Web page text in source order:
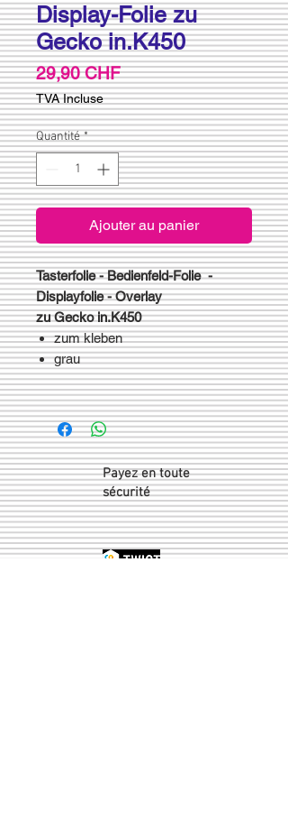
Display-Folie zu
Gecko in.K450
29,90 CHFPrix
TVA Incluse
Quantité *
Ajouter au panier
Tasterfolie - Bedienfeld-Folie -
Displayfolie - Overlay
zu Gecko in.K450
zum kleben
grau
Payez en toute
sécurité